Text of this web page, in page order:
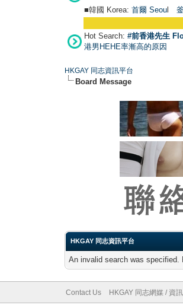
■韓國 Korea: 首爾 Seou
Hot Search: #前香港先生
港男HEHE率漸高的原因
HKGAY 同志資訊平台
Board Message
HKGAY 同志資訊平台
An invalid search was specified.
Contact Us HKGAY 同志網媒 / 資